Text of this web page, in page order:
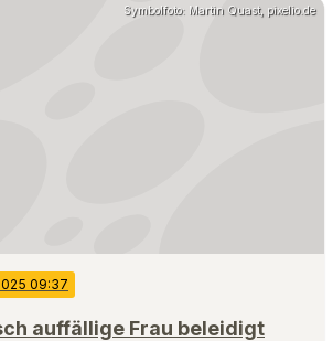
Symbolfoto: Martin Quast, pixelio.de
09:37
auffällige Frau beleidigt